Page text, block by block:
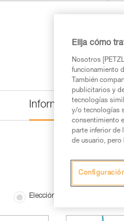
Información técnica
Elección del material
Elija cómo
Nosotros
funcionamiento
También
publicitarios y
tecnologías
y/o tecnologías
consentimiento
parte inferior de
de usuario, pero